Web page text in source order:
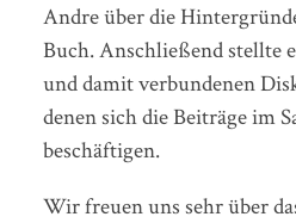
Andre über die
Buch. Anschließend stellte
und damit verbundenen
denen sich die Beiträge im
beschäftigen.
Wir freuen uns sehr über